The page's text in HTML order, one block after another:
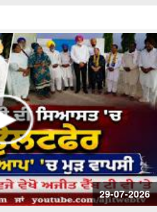
29-07-2026